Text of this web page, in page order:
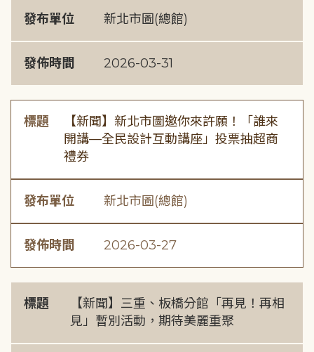
發布單位 新北市圖(總館)
發佈時間 2026-03-31
標題
【新聞】新北市圖邀你來許願！「誰來
開講—全民設計互動講座」投票抽超商
禮券
發布單位 新北市圖(總館)
發佈時間 2026-03-27
標題
【新聞】三重、板橋分館「再見！再相
見」暫別活動，期待美麗重聚